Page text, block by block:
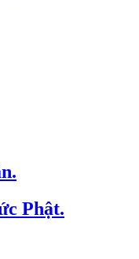
Phật.